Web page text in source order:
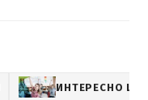
ИНТЕРЕСНО